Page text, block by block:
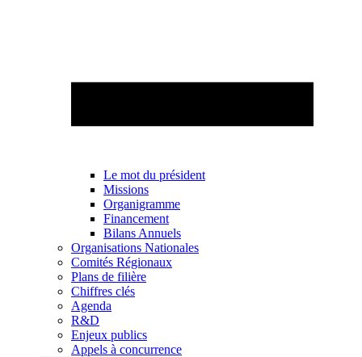
Le mot du président
Missions
Organigramme
Financement
Bilans Annuels
Organisations Nationales
Comités Régionaux
Plans de filière
Chiffres clés
Agenda
R&D
Enjeux publics
Appels à concurrence